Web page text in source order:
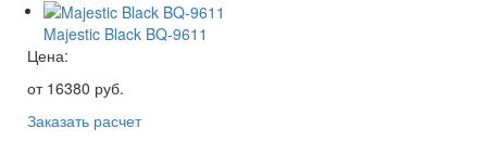
Majestic Black BQ-9611
Цена:
от 16380 руб.
Заказать расчет